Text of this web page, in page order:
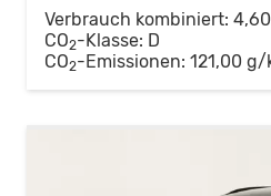
Verbrauch kombiniert:
CO2-Klasse: D
CO2-Emissionen: 121,00 g/